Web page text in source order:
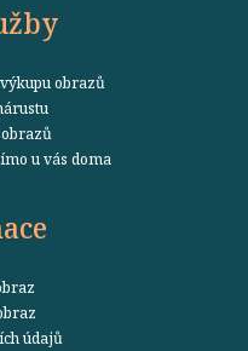
obrazů
u vás doma
údajů